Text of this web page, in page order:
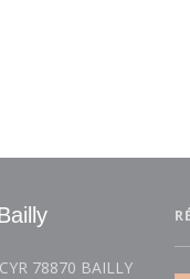
78870 BAILLY((ouvre